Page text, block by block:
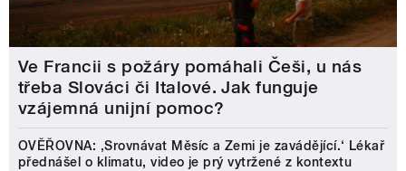
Ve Francii s požáry pomáhali Češi, u nás
třeba Slováci či Italové. Jak funguje
vzájemná unijní pomoc?
OVĚŘOVNA: ‚Srovnávat Měsíc a Zemi je zavádějící.‘ Lékař
přednášel o klimatu, video je prý vytržené z kontextu